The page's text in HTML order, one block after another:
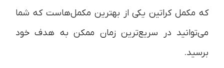
که مکمل کراتین یکی از بهترین مکمل‌هاست که شما
می‌توانید در سریع‌ترین زمان ممکن به هدف خود
برسید.